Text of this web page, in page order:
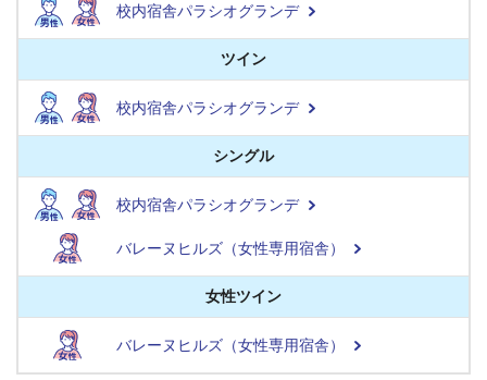
校内宿舎パラシオグランデ
ツイン
校内宿舎パラシオグランデ
シングル
校内宿舎パラシオグランデ
バレーヌヒルズ（女性専用宿舎）
女性ツイン
バレーヌヒルズ（女性専用宿舎）